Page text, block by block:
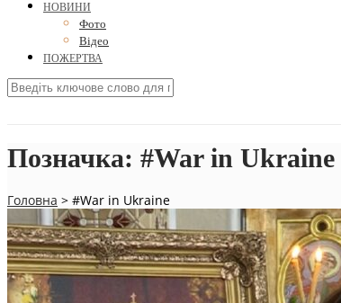
НОВИНИ
Фото
Відео
ПОЖЕРТВА
Позначка: #War іn Ukraine
Головна > #War іn Ukraine